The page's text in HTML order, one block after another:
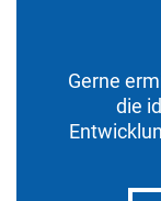
Gerne
die